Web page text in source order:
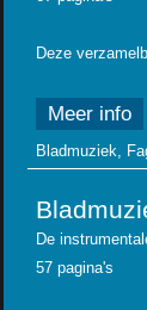
Deze
Meer info
Bladmuziek,
De
57 pagina's